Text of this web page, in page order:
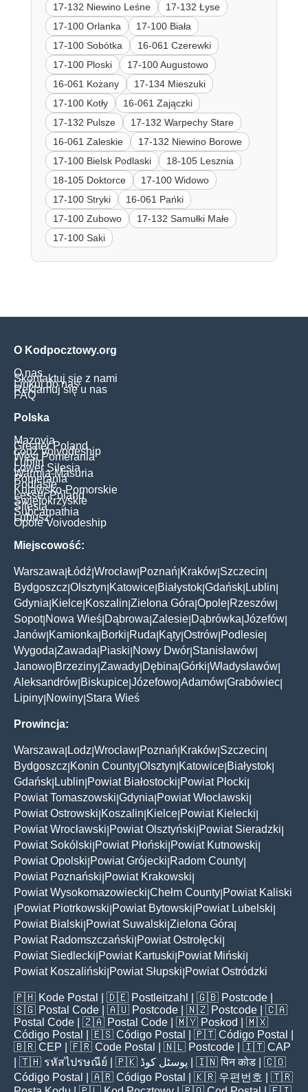
17-132 Niewino Leśne
17-132 Łyse
17-100 Orlanka
17-100 Biała
17-100 Sobótka
16-061 Czerewki
17-100 Ploski
17-100 Augustowo
16-061 Kożany
17-134 Mieszuki
17-100 Kotły
16-061 Zajączki
17-132 Pulsze
17-132 Warpechy Stare
16-061 Zaleskie
17-132 Niewino Borowe
17-100 Bielsk Podlaski
18-105 Lesznia
18-105 Doktorce
17-100 Widowo
17-100 Stryki
16-061 Pańki
17-100 Zubowo
17-132 Samułki Małe
17-100 Saki
O Kodpocztowy.org
O nas
Skontaktuj się z nami
Linkuj do nas
Reklamuj się u nas
FAQ
Polska
Mazovia
Greater Poland
Łódź Voivodeship
West Pomerania
Lublin
Lower Silesia
Warmia-Masuria
Pomerania
Podlasie
Kujawsko-Pomorskie
Lesser Poland
Świętokrzyskie
Silesia
Subcarpathia
Lubusz
Opole Voivodeship
Miejscowość:
Warszawa Łódź Wrocław Poznań Kraków Szczecin
Bydgoszcz Olsztyn Katowice Białystok Gdańsk Lublin
Gdynia Kielce Koszalin Zielona Góra Opole Rzeszów
Sopot| Nowa Wieś Dąbrowa Zalesie Dąbrówka Józefów
Janów Kamionka Borki Ruda Kąty Ostrów Podlesie
Wygoda Zawada Piaski Nowy Dwór Stanisławów
Janowo Brzeziny Zawady Dębina Górki Władysławów
Aleksandrów Biskupice Józefowo Adamów Grabówiec
Lipiny Nowiny Stara Wieś
Prowincja:
Warszawa Lodz Wrocław Poznań Kraków Szczecin
Bydgoszcz Konin County Olsztyn Katowice Białystok
Gdańsk Lublin Powiat Białostocki Powiat Płocki
Powiat Tomaszowski Gdynia Powiat Włocławski
Powiat Ostrowski Koszalin Kielce Powiat Kielecki
Powiat Wrocławski Powiat Olsztyński Powiat Sieradzki
Powiat Sokólski Powiat Płoński Powiat Kutnowski
Powiat Opolski Powiat Grójecki Radom County
Powiat Poznański Powiat Krakowski
Powiat Wysokomazowiecki Chełm County Powiat Kaliski
Powiat Piotrkowski Powiat Bytowski Powiat Lubelski
Powiat Bialski Powiat Suwalski Zielona Góra
Powiat Radomszczański Powiat Ostrołęcki
Powiat Siedlecki Powiat Kartuski Powiat Miński
Powiat Koszaliński Powiat Słupski Powiat Ostródzki
🇵🇭 Kode Postal | 🇩🇪 Postleitzahl | 🇬🇧 Postcode
🇸🇬 Postal Code | 🇦🇺 Postcode | 🇳🇿 Postcode | 🇨🇦
Postal Code | 🇿🇦 Postal Code | 🇲🇾 Poskod
| 🇲🇽
Código Postal
| 🇪🇸 Código Postal | 🇵🇹 Código Postal
🇧🇷 CEP | 🇫🇷 Code Postal | 🇳🇱 Postcode | 🇮🇹 CAP
| 🇹🇭 รหัสไปรษณีย์ | 🇵🇰 پوسٹل کوڈ | 🇮🇳पिन कोड | 🇨🇴
Código Postal
| 🇦🇷 Código Postal | 🇰🇷 우편번호
| 🇹🇷